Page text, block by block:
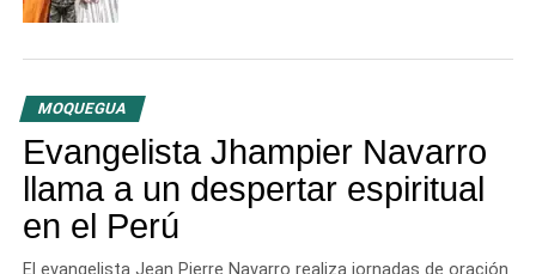
millones.
las obras reactivadas, lo que representó el 84.9% de la
inversión total. Durante este período, 20 proyectos se
reactivaron y culminaron, con un costo superior a losS/
114 millones
. El contralor general, César Aguilar,
presentó el nuevo enfoque de control preventivo en el
Foro Internacional de Infraestructura y Construcción
MOQUEGUA
Evangelista Jhampier Navarro
llama a un despertar espiritual
en el Perú
El evangelista Jean Pierre Navarro realiza jornadas de oración